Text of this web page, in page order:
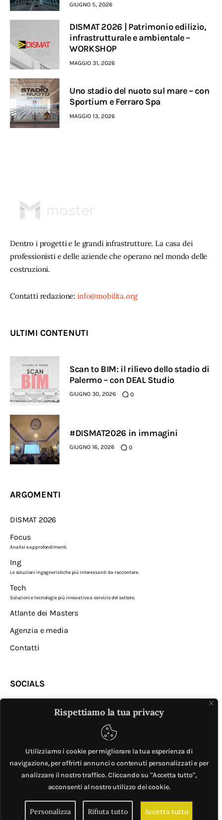
Rispettiamo la tua privacy
Utilizziamo i cookie per migliorare la tua esperienza di
navigazione, per offrirti annunci o contenuti personalizzati e per
analizzare il nostro traffico. Cliccando su "Accetta tutto",
acconsenti al nostro utilizzo dei cookie.
Personalizza Rifiuta tutto Accetta tutto
GIUGNO 5, 2026
DISMAT 2026 | Patrimonio edilizio,
infrastrutturale e ambientale –
WORKSHOP
MAGGIO 31, 2026
Uno stadio del nuoto sul mare – con
Sportium e Ferraro Spa
MAGGIO 13, 2026
Dentro i progetti e le grandi infrastrutture. La casa dei
professionisti e delle aziende che operano nel mondo delle
costruzioni.
Contatti redazione: info@mobilita.org
ULTIMI CONTENUTI
Scan to BIM: il rilievo dello stadio di
Palermo – con DEAL Studio
GIUGNO 30, 2026 0
#DISMAT2026 in immagini
GIUGNO 16, 2026 0
ARGOMENTI
DISMAT 2026
Focus
Analisi e approfondimenti.
Ing
Le soluzioni ingegneristiche più interessanti da raccontare.
Tech
Soluzioni e tecnologie più innovative a servizio del settore.
Atlante dei Masters
Agenzia e media
Contatti
SOCIALS
MASTER © è un progetto diMobilita.org. All Rights
Reserved. | Giubox – C.F: DCHGLI85R10G273Z – P.IVA
06776720820 –Privacy e cookie policy